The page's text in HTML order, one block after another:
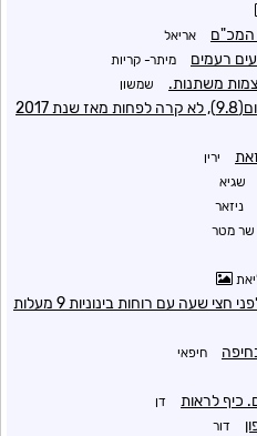
המכ"ם אריאל
מיתר- קריות
משתנות. שמשון
ירין
שגיא
ניזאר
שר מטר
טבריה עלית- גשם בינוני כבר מלפני חצי שעה עם רוחות בינוניות 9 מעלות
חיפאי
כיף לראות דן
דור